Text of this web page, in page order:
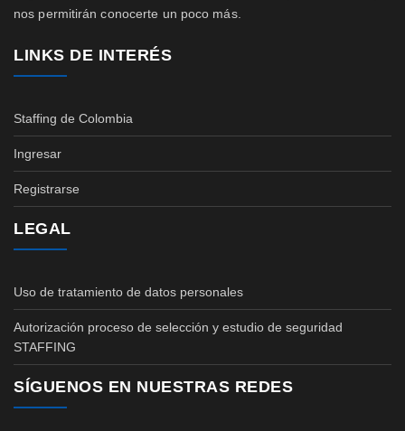
nos permitirán conocerte un poco más.
LINKS DE INTERÉS
Staffing de Colombia
Ingresar
Registrarse
LEGAL
Uso de tratamiento de datos personales
Autorización proceso de selección y estudio de seguridad
STAFFING
SÍGUENOS EN NUESTRAS REDES